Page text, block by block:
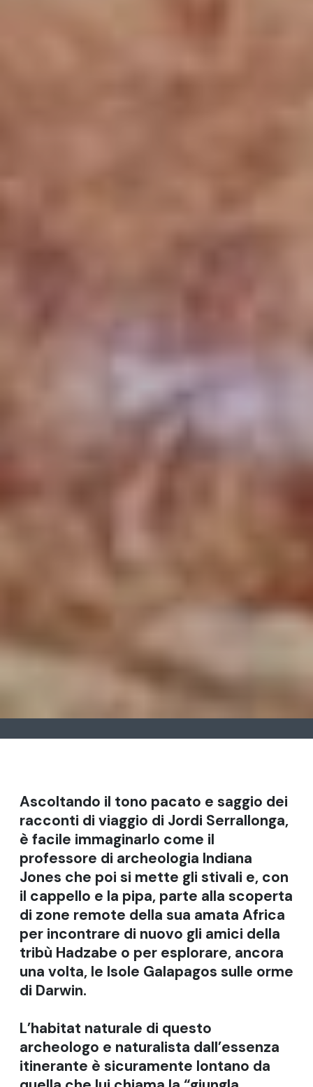
Ascoltando il tono pacato e saggio dei
racconti di viaggio di Jordi Serrallonga,
è facile immaginarlo come il
professore di archeologia Indiana
Jones che poi si mette gli stivali e, con
il cappello e la pipa, parte alla scoperta
di zone remote della sua amata Africa
per incontrare di nuovo gli amici della
tribù Hadzabe o per esplorare, ancora
una volta, le Isole Galapagos sulle orme
di Darwin.
L’habitat naturale di questo
archeologo e naturalista dall’essenza
itinerante è sicuramente lontano da